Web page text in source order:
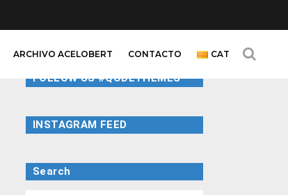
ARCHIVO ACELOBERT CONTACTO CAT
FOLLOW US #QODETHEMES
INSTAGRAM FEED
Search